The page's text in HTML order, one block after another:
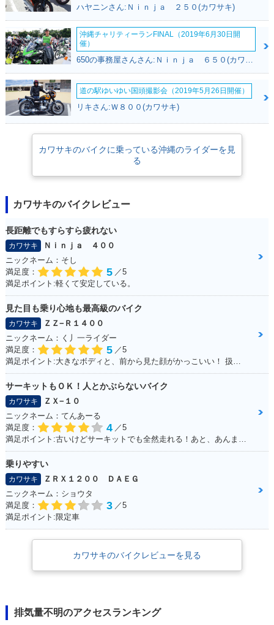
ハヤニンさん:Ｎｉｎｊａ ２５０(カワサキ)
沖縄チャリティーランFINAL（2019年6月30日開
催）
道の駅ゆいゆい国頭撮影会（2019年5月26日開催）
リキさん:Ｗ８００(カワサキ)
カワサキのバイクに乗っている沖縄のライダーを見
る
カワサキのバイクレビュー
長距離でもすらすら疲れない
カワサキ
Ｎｉｎｊａ ４００
ニックネーム：そし
満足度：
5 ／5
満足ポイント:軽くて安定している。
見た目も乗り心地も最高級のバイク
カワサキ
ＺＺ−Ｒ１４００
ニックネーム：く丿一ライダー
満足度：
5 ／5
満足ポイント:大きなボディと、前から見た顔がかっこいい！ 扱いきれないほどの圧倒的なパワー！キャップなどは色を合わせています！
サーキットもＯＫ！人とかぶらないバイク
カワサキ
ＺＸ−１０
ニックネーム：てんあーる
満足度：
4 ／5
満足ポイント:古いけどサーキットでも全然走れる！あと、あんまり乗っている人が少ない。メーターが好き
乗りやすい
カワサキ
ＺＲＸ１２００ ＤＡＥＧ
ニックネーム：ショウタ
満足度：
3 ／5
満足ポイント:限定車
カワサキのバイクレビューを見る
排気量不明のアクセスランキング